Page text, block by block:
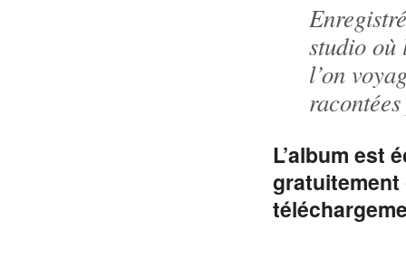
studio où
l’on
L’album est
gratuitement